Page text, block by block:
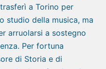
a Torino per
studio della musica, ma
arruolarsi a sostegno
Per fortuna
di Storia e di